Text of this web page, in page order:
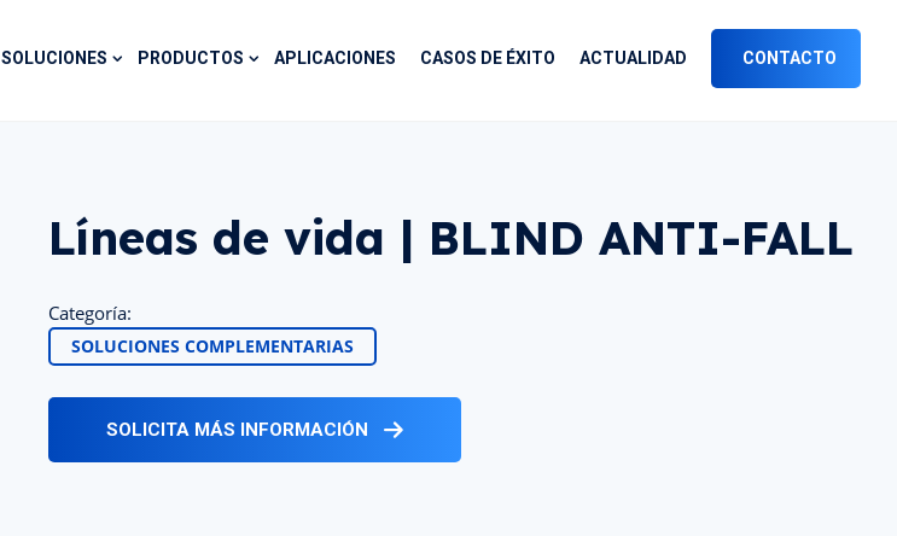
SOLUCIONES PRODUCTOS APLICACIONES CASOS DE ÉXITO ACTUALIDAD CONTACTO
Líneas de vida | BLIND ANTI-FALL
Categoría:
SOLUCIONES COMPLEMENTARIAS
SOLICITA MÁS INFORMACIÓN